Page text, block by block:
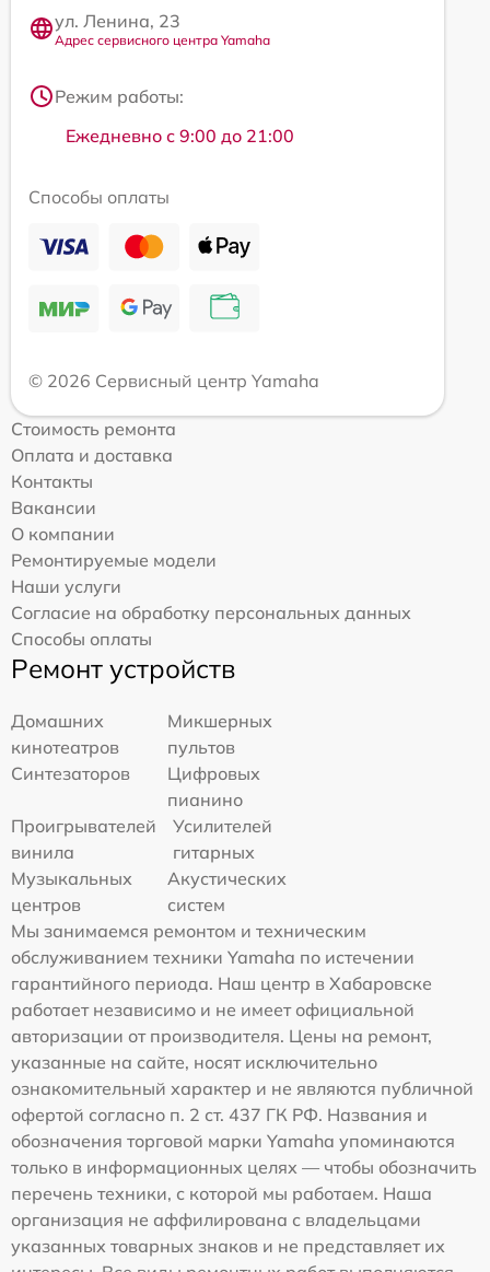
ул. Ленина, 23
Адрес сервисного центра Yamaha
Режим работы:
Ежедневно с 9:00 до 21:00
Способы оплаты
© 2026 Сервисный центр Yamaha
Стоимость ремонта
Оплата и доставка
Контакты
Вакансии
О компании
Ремонтируемые модели
Наши услуги
Согласие на обработку персональных данных
Способы оплаты
Ремонт устройств
Домашних
кинотеатров
Микшерных
пультов
Синтезаторов
Цифровых
пианино
Проигрывателей
винила
Усилителей
гитарных
Музыкальных
центров
Акустических
систем
Мы занимаемся ремонтом и техническим
обслуживанием техники Yamaha по истечении
гарантийного периода. Наш центр в Хабаровске
работает независимо и не имеет официальной
авторизации от производителя. Цены на ремонт,
указанные на сайте, носят исключительно
ознакомительный характер и не являются публичной
офертой согласно п. 2 ст. 437 ГК РФ. Названия и
обозначения торговой марки Yamaha упоминаются
только в информационных целях — чтобы обозначить
перечень техники, с которой мы работаем. Наша
организация не аффилирована с владельцами
указанных товарных знаков и не представляет их